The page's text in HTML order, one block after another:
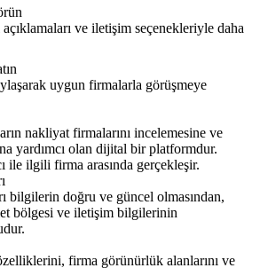
ve iletişim seçenekleriyle daha
uygun firmalarla görüşmeye
nakliyat firmalarını incelemesine ve
yardımcı olan dijital bir platformdur.
ile ilgili firma arasında gerçekleşir.
bilgilerin doğru ve güncel olmasından,
bölgesi ve iletişim bilgilerinin
firma görünürlük alanlarını ve